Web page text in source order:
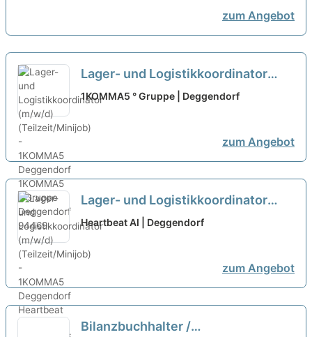
zum Angebot
Lager- und Logistikkoordinator
(m/w/d) (Teilzeit/Minijob) -
1KOMMA5 ° Gruppe | Deggendorf
zum Angebot
Lager- und Logistikkoordinator
(m/w/d) (Teilzeit/Minijob) -
Heartbeat AI | Deggendorf
zum Angebot
Bilanzbuchhalter /